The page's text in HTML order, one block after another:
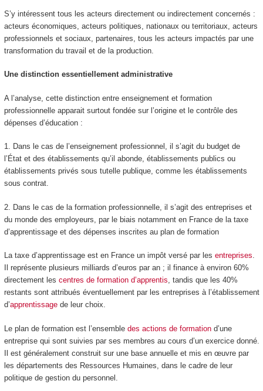
S’y intéressent tous les acteurs directement ou indirectement concernés :
acteurs économiques, acteurs politiques, nationaux ou territoriaux, acteurs
professionnels et sociaux, partenaires, tous les acteurs impactés par une
transformation du travail et de la production.
Une distinction essentiellement administrative
A l’analyse, cette distinction entre enseignement et formation
professionnelle apparait surtout fondée sur l’origine et le contrôle des
dépenses d’éducation :
1. Dans le cas de l’enseignement professionnel, il s’agit du budget de
l’État et des établissements qu’il abonde, établissements publics ou
établissements privés sous tutelle publique, comme les établissements
sous contrat.
2. Dans le cas de la formation professionnelle, il s’agit des entreprises et
du monde des employeurs, par le biais notamment en France de la taxe
d’apprentissage et des dépenses inscrites au plan de formation
La taxe d’apprentissage est en France un impôt versé par les entreprises.
Il représente plusieurs milliards d’euros par an ; il finance à environ 60%
directement les centres de formation d’apprentis, tandis que les 40%
restants sont attribués éventuellement par les entreprises à l’établissement
d’apprentissagede leur choix.
Le plan de formation est l’ensemble des actions de formationd’une
entreprise qui sont suivies par ses membres au cours d’un exercice donné.
Il est généralement construit sur une base annuelle et mis en œuvre par
les départements des Ressources Humaines, dans le cadre de leur
politique de gestion du personnel.